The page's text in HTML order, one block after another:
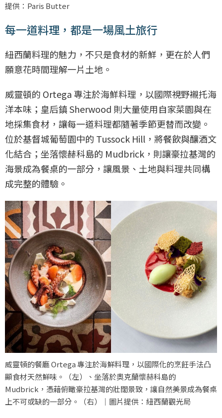
提供：Paris Butter
每一道料理，都是一場風土旅行
紐西蘭料理的魅力，不只是食材的新鮮，更在於人們
願意花時間理解一片土地。
威靈頓的 Ortega 專注於海鮮料理，以國際視野襯托海
洋本味；皇后鎮 Sherwood 則大量使用自家菜園與在
地採集食材，讓每一道料理都隨著季節更替而改變。
位於基督城葡萄園中的 Tussock Hill，將餐飲與釀酒文
化結合；坐落懷赫科島的 Mudbrick，則讓豪拉基灣的
海景成為餐桌的一部分，讓風景、土地與料理共同構
成完整的體驗。
威靈頓的餐廳 Ortega 專注於海鮮料理，以國際化的烹飪手法凸
顯食材天然鮮味。（左）、坐落於奧克蘭懷赫科島的
Mudbrick，憑藉俯瞰豪拉基灣的壯闊景致，讓自然美景成為餐桌
上不可或缺的一部分。（右）｜圖片提供：紐西蘭觀光局